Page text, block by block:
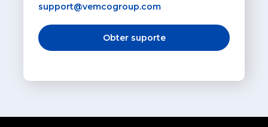
support@vemcogroup.com
Obter suporte